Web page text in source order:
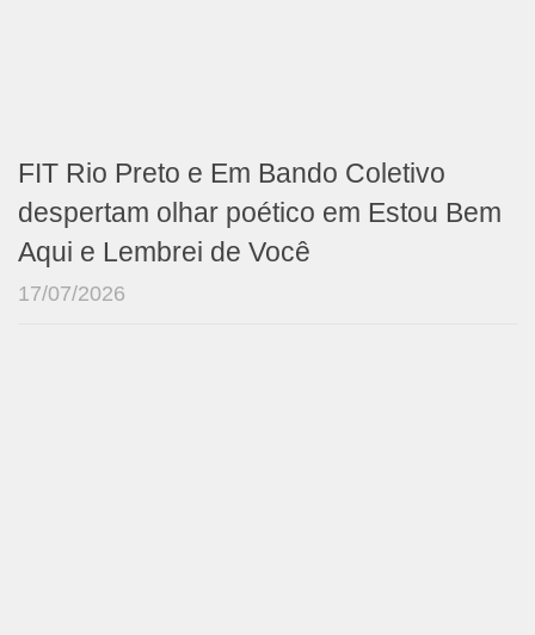
FIT Rio Preto e Em Bando Coletivo
despertam olhar poético em Estou Bem
Aqui e Lembrei de Você
17/07/2026